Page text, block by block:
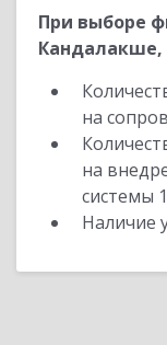
При выборе
Кандалакше,
на
на
системы
Наличие